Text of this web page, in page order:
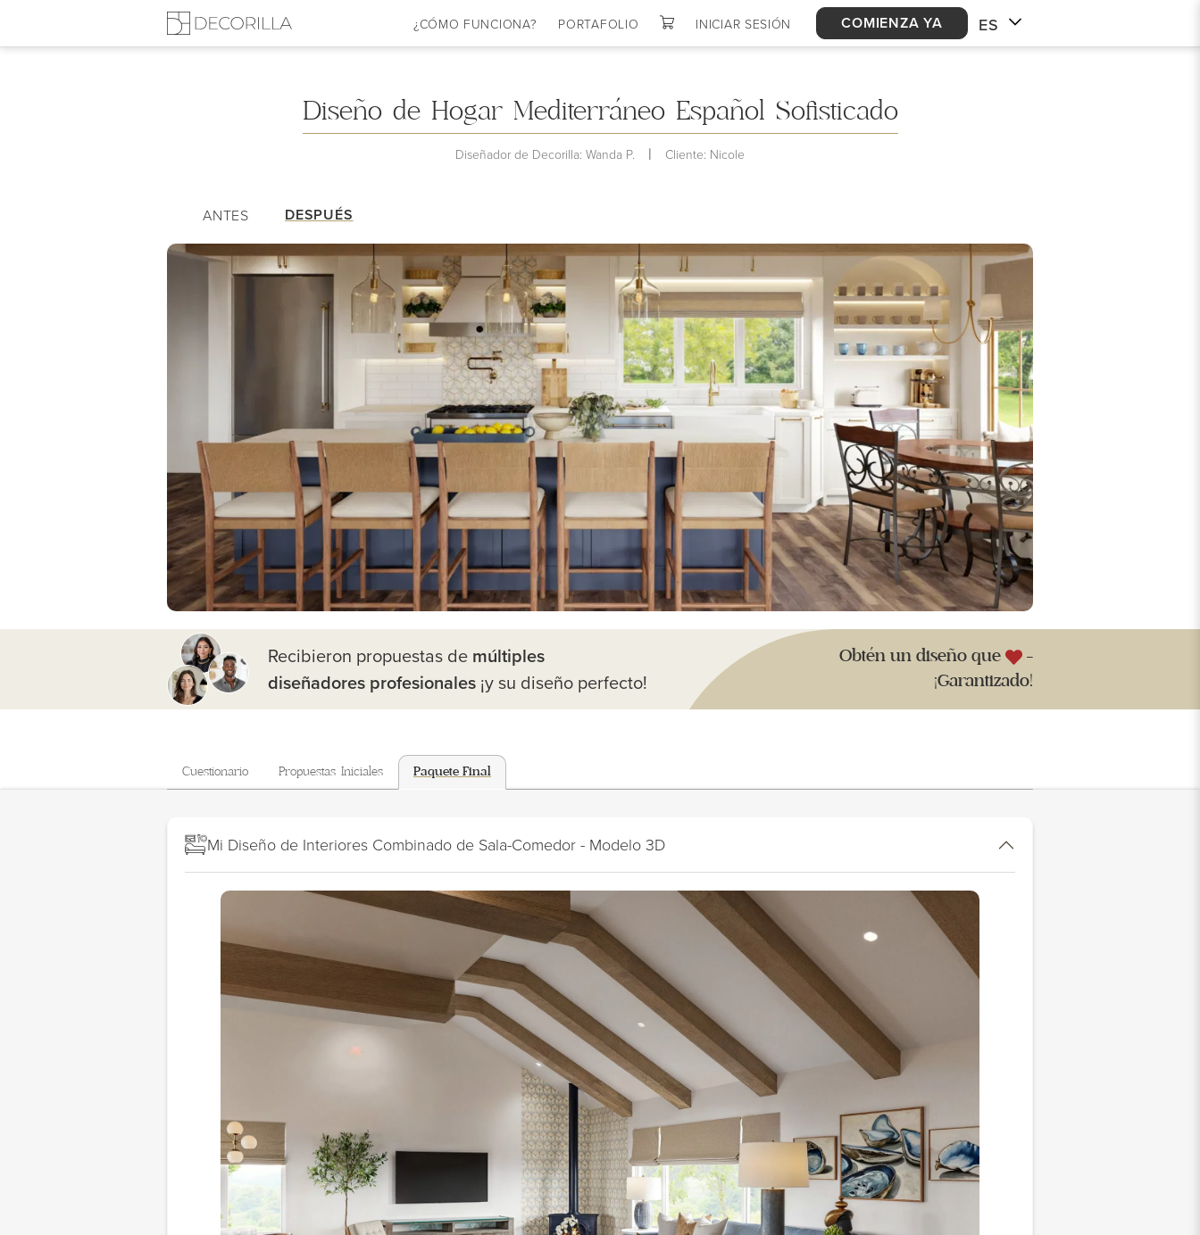
¿CÓMO FUNCIONA? PORTAFOLIO INICIAR SESIÓN COMIENZA YA ES
Diseño de Hogar Mediterráneo Español Sofisticado
Diseñador de Decorilla: Wanda P. | Cliente: Nicole
ANTES DESPUÉS
Recibieron propuestas de múltiples
diseñadores profesionales ¡y su diseño perfecto!
Obtén un diseño que
-
¡Garantizado!
Cuestionario Propuestas Iniciales Paquete Final
Mi Diseño de Interiores Combinado de Sala-Comedor - Modelo 3D